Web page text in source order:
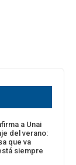
a Unai
del verano:
que va
siempre